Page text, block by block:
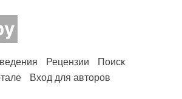
Рецензии
Поиск
Вход для авторов